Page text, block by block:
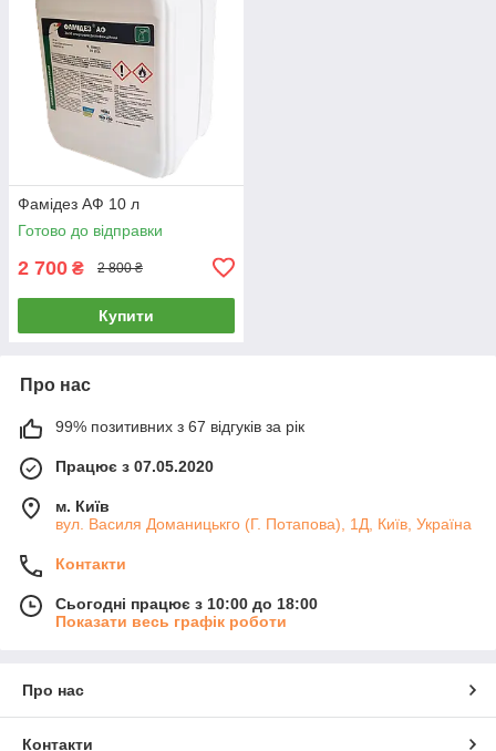
Фамідез АФ 10 л
Готово до відправки
2 700 ₴ 2 800 ₴
Купити
Про нас
99% позитивних з 67 відгуків за рік
Працює з 07.05.2020
м. Київ
вул. Василя Доманицькго (Г. Потапова), 1Д, Київ, Україна
Контакти
Сьогодні працює з 10:00 до 18:00
Показати весь графік роботи
Про нас
Контакти